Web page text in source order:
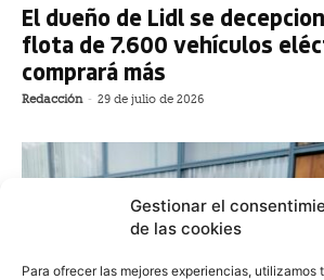
Gestionar el
de las cookies
Para ofrecer las mejores experiencias, utilizamos
El dueño de Lidl se
flota de 7.600 vehículos
comprará más
Redacción - 29 de julio de 2026